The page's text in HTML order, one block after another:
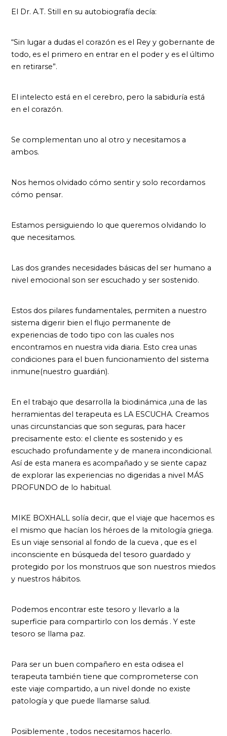
El Dr. A.T. Still en su autobiografía decía:
“Sin lugar a dudas el corazón es el Rey y gobernante de
todo, es el primero en entrar en el poder y es el último
en retirarse”.
El intelecto está en el cerebro, pero la sabiduría está
en el corazón.
Se complementan uno al otro y necesitamos a
ambos.
Nos hemos olvidado cómo sentir y solo recordamos
cómo pensar.
Estamos persiguiendo lo que queremos olvidando lo
que necesitamos.
Las dos grandes necesidades básicas del ser humano a
nivel emocional son ser escuchado y ser sostenido.
Estos dos pilares fundamentales, permiten a nuestro
sistema digerir bien el flujo permanente de
experiencias de todo tipo con las cuales nos
encontramos en nuestra vida diaria. Esto crea unas
condiciones para el buen funcionamiento del sistema
inmune(nuestro guardián).
En el trabajo que desarrolla la biodinámica ,una de las
herramientas del terapeuta es LA ESCUCHA. Creamos
unas circunstancias que son seguras, para hacer
precisamente esto: el cliente es sostenido y es
escuchado profundamente y de manera incondicional.
Así de esta manera es acompañado y se siente capaz
de explorar las experiencias no digeridas a nivel MÁS
PROFUNDO de lo habitual.
MIKE BOXHALL solía decir, que el viaje que hacemos es
el mismo que hacían los héroes de la mitología griega.
Es un viaje sensorial al fondo de la cueva , que es el
inconsciente en búsqueda del tesoro guardado y
protegido por los monstruos que son nuestros miedos
y nuestros hábitos.
Podemos encontrar este tesoro y llevarlo a la
superficie para compartirlo con los demás . Y este
tesoro se llama paz.
Para ser un buen compañero en esta odisea el
terapeuta también tiene que comprometerse con
este viaje compartido, a un nivel donde no existe
patología y que puede llamarse salud.
Posiblemente , todos necesitamos hacerlo.